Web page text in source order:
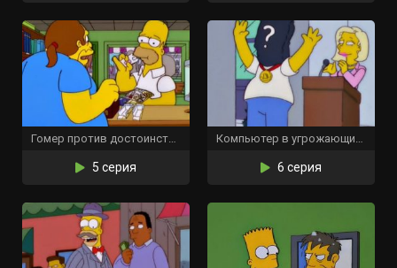
Гомер против достоинства
5 серия
Компьютер в угрожающих кроссовках
6 серия